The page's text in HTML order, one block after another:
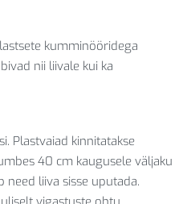
kumminööridega
nii liivale kui ka
Plastvaiad kinnitatakse
40 cm kaugusele väljaku
need liiva sisse uputada.